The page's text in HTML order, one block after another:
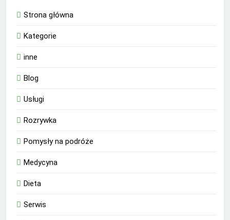
Strona główna
Kategorie
inne
Blog
Usługi
Rozrywka
Pomysły na podróże
Medycyna
Dieta
Serwis